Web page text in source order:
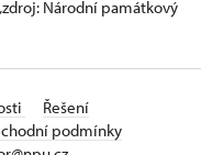
Národní památkový
Řešení
podmínky